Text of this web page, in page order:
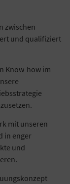
zwischen
und qualifiziert
Know-how im
mit unseren
in enger
und